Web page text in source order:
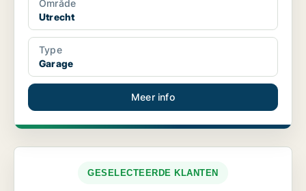
Område
Utrecht
Type
Garage
Meer info
GESELECTEERDE KLANTEN